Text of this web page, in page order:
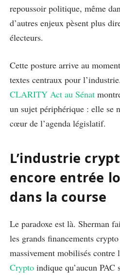
repoussoir politique, même
d’autres enjeux pèsent plus
électeurs.
Cette posture arrive au
textes centraux pour
CLARITY Act au Sénat
un sujet périphérique : elle se
cœur de l’agenda législatif.
L’industrie
encore entrée
dans la course
Le paradoxe est là. Sherman
les grands financements
massivement mobilisés contre
Crypto indique qu’aucun PAC